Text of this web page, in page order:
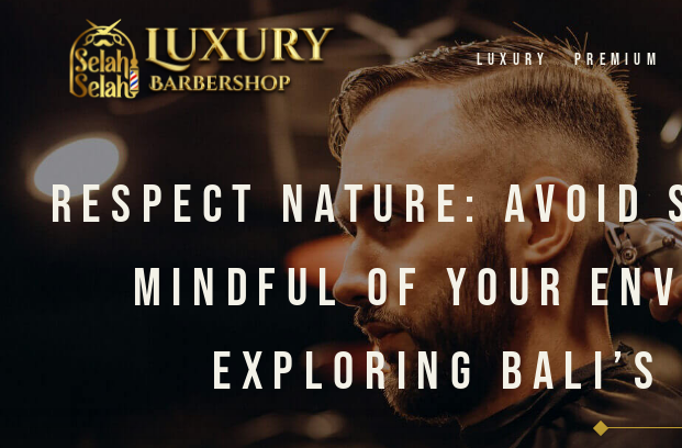
Luxury Premium
Respect Nature: Avoid
Mindful Of Your
Exploring